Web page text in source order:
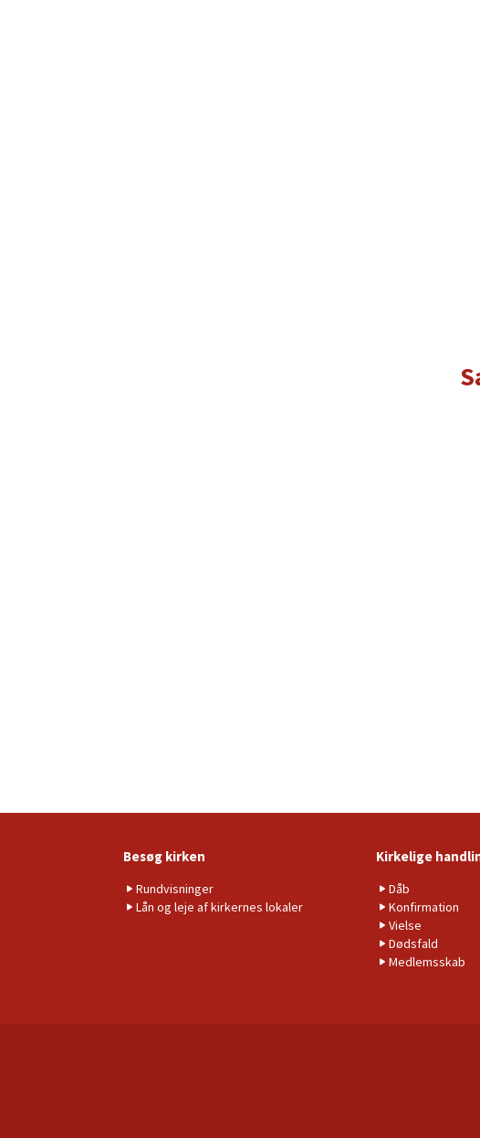
Besøg kirken
Rundvisninger
Lån og leje af kirkernes lokaler
Kirkelige
Dåb
Konfirmation
Vielse
Dødsfald
Medlemsskab